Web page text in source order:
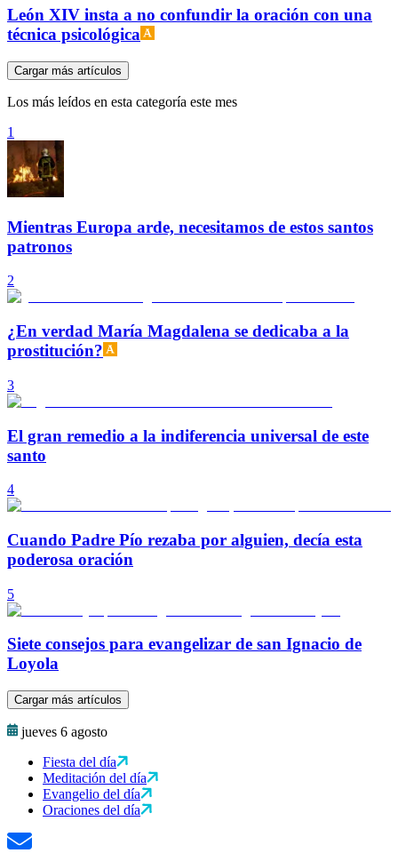
León XIV insta a no confundir la oración con una
técnica psicológica
Cargar más artículos
Los más leídos en esta categoría este mes
1
Mientras Europa arde, necesitamos de estos santos
patronos
2
¿En verdad María Magdalena se dedicaba a la
prostitución?
3
El gran remedio a la indiferencia universal de este
santo
4
Cuando Padre Pío rezaba por alguien, decía esta
poderosa oración
5
Siete consejos para evangelizar de san Ignacio de
Loyola
Cargar más artículos
jueves 6 agosto
Fiesta del día
Meditación del día
Evangelio del día
Oraciones del día